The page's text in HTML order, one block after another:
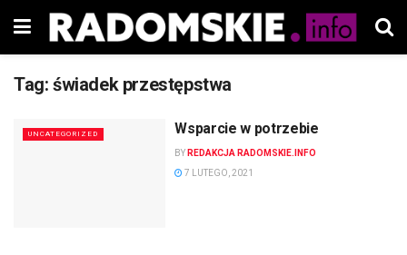
Tag: świadek przestępstwa
UNCATEGORIZED Wsparcie w potrzebie
BY REDAKCJA RADOMSKIE.INFO
7 LUTEGO, 2021